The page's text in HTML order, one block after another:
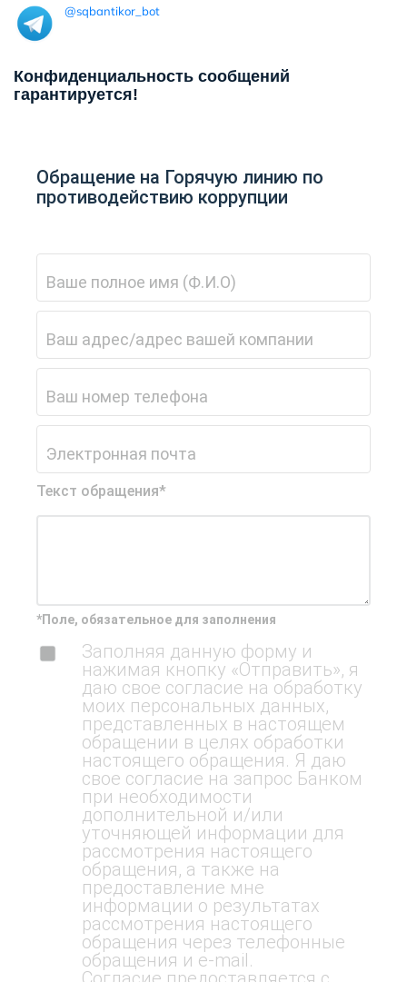
@sqbantikor_bot
Конфиденциальность сообщений
гарантируется!
Обращение на Горячую линию по
противодействию коррупции
Текст обращения*
*Поле, обязательное для заполнения
Заполняя данную форму и
нажимая кнопку «Отправить», я
даю свое согласие на обработку
моих персональных данных,
представленных в настоящем
обращении в целях обработки
настоящего обращения. Я даю
свое согласие на запрос Банком
при необходимости
дополнительной и/или
уточняющей информации для
рассмотрения настоящего
обращения, а также на
предоставление мне
информации о результатах
рассмотрения настоящего
обращения через телефонные
обращения и e-mail.